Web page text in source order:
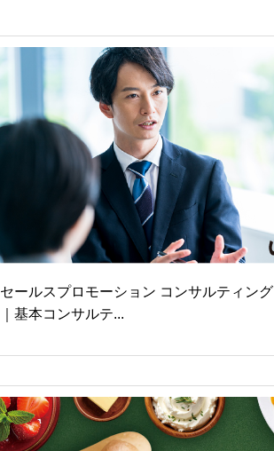
セールスプロモーション コンサルティング
｜基本コンサルテ...